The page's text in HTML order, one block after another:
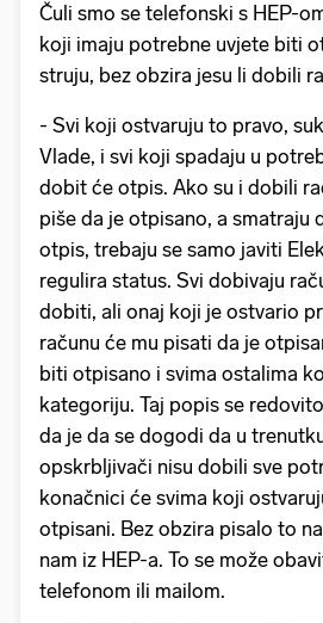
Čuli smo se telefonski s HEP-
koji imaju potrebne uvjete biti
struju, bez obzira jesu li dobili
- Svi koji ostvaruju to pravo,
Vlade, i svi koji spadaju u
dobit će otpis. Ako su i dobili
piše da je otpisano, a smatraju
otpis, trebaju se samo javiti
regulira status. Svi dobivaju
dobiti, ali onaj koji je ostvario
računu će mu pisati da je
biti otpisano i svima ostalima
kategoriju. Taj popis se
da je da se dogodi da u
opskrbljivači nisu dobili sve
konačnici će svima koji
otpisani. Bez obzira pisalo to
nam iz HEP-a. To se može
telefonom ili mailom.